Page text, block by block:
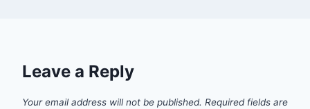
Leave a Reply
Your email address will not be published. Required fields are